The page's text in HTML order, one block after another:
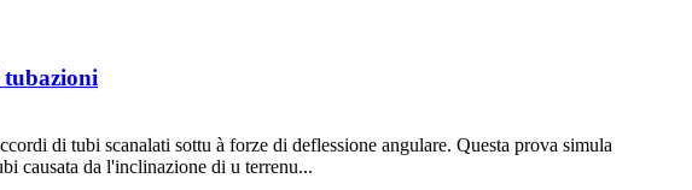
di tubi scanalati sottu à forze di deflessione angulare. Questa prova simula
causata da l'inclinazione di u terrenu...